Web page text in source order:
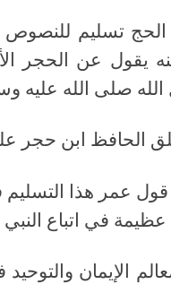
تسليم للنصوص
يقول عن الحجر
صلى الله عليه
الحافظ ابن حجر
عمر هذا التسليم
في اتباع
الإيمان